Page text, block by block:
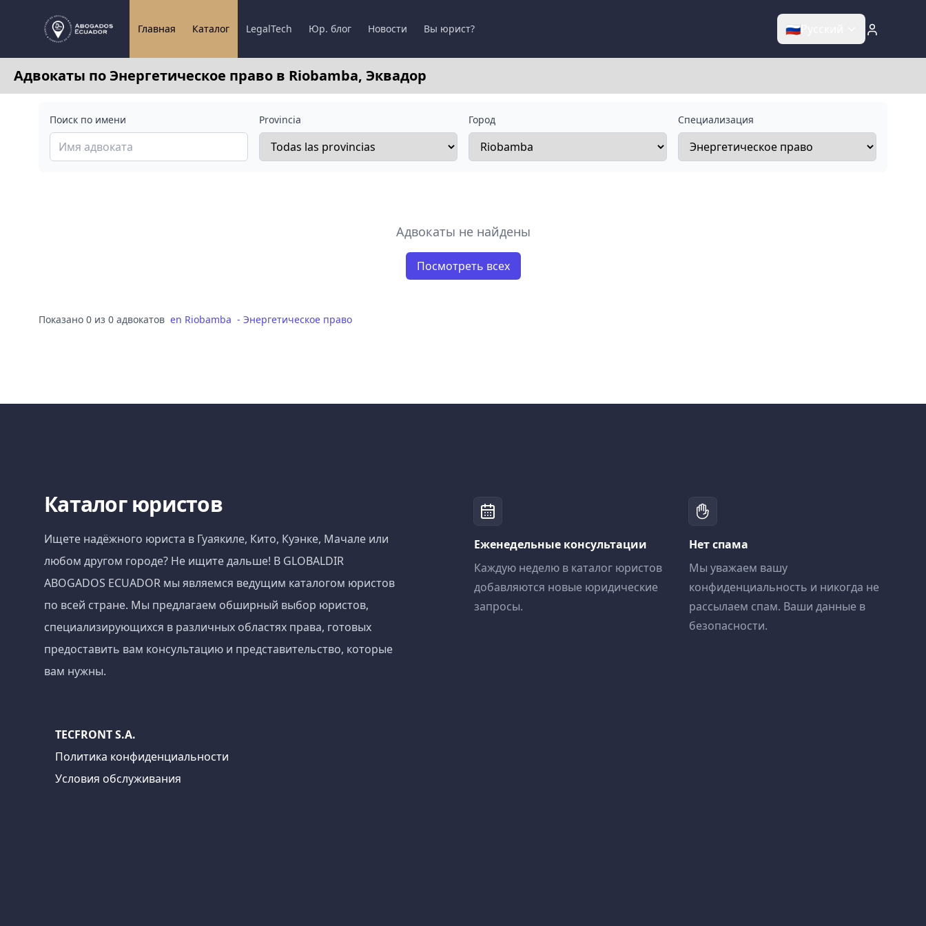
Главная Каталог LegalTech Юр. блог Новости Вы юрист? 🇷🇺
Адвокаты по Энергетическое право в Riobamba, Эквадор
Поиск по имени Provincia Город Специализация
Адвокаты не найдены
Посмотреть всех
Показано 0 из 0 адвокатов en Riobamba - Энергетическое право
Каталог юристов
Ищете надёжного юриста в Гуаякиле, Кито, Куэнке, Мачале или
любом другом городе? Не ищите дальше! В GLOBALDIR
ABOGADOS ECUADOR мы являемся ведущим каталогом юристов
по всей стране. Мы предлагаем обширный выбор юристов,
специализирующихся в различных областях права, готовых
предоставить вам консультацию и представительство, которые
вам нужны.
Еженедельные консультации
Каждую неделю в каталог юристов
добавляются новые юридические
запросы.
Нет спама
Мы уважаем вашу
конфиденциальность и никогда не
рассылаем спам. Ваши данные в
безопасности.
TECFRONT S.A.
Политика конфиденциальности
Условия обслуживания